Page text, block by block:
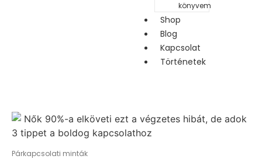
könyvem
Shop
Blog
Kapcsolat
Történetek
Párkapcsolati minták